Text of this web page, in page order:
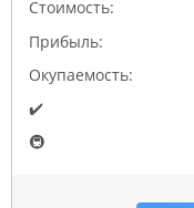
Стоимость:
Прибыль:
Окупаемость:
✔️
🚇